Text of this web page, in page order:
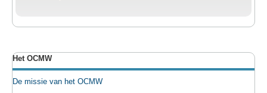
Het OCMW
De missie van het OCMW